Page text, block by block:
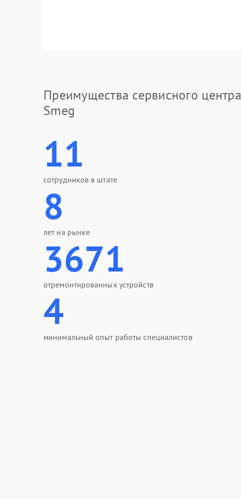
Преимущества сервисного центра
Smeg
11
сотрудников в штате
8
лет на рынке
3671
отремонтированных устройств
4
минимальный опыт работы специалистов